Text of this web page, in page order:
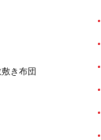
き布団